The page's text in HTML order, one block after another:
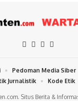
Situs Berita &
Pedoman Media Siber
Jurnalistik
Kode Etik